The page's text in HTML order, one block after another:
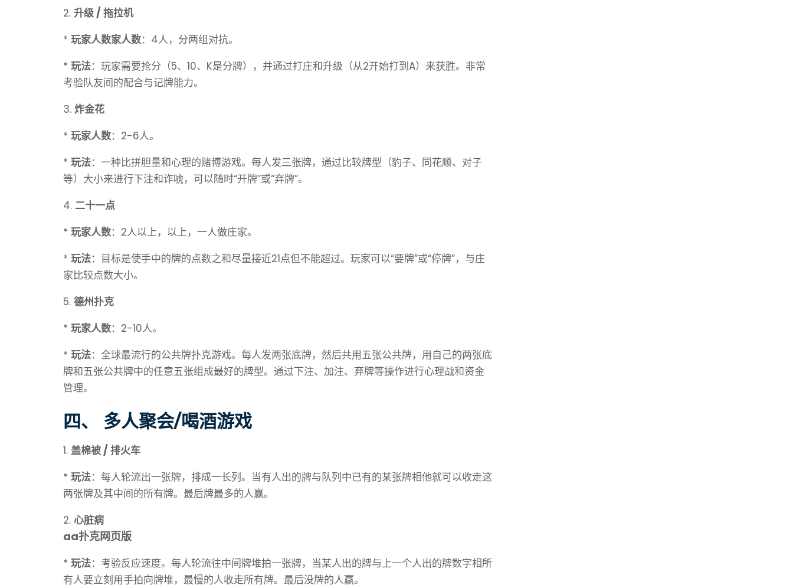
2. 升级 / 拖拉机
* 玩家人数家人数：4人，分两组对抗。
* 玩法：玩家需要抢分（5、10、K是分牌），并通过打庄和升级（从2开始打到A）来获胜。非常
考验队友间的配合与记牌能力。
3. 炸金花
* 玩家人数：2-6人。
* 玩法：一种比拼胆量和心理的赌博游戏。每人发三张牌，通过比较牌型（豹子、同花顺、对子
等）大小来进行下注和诈唬，可以随时“开牌”或“弃牌”。
4. 二十一点
* 玩家人数：2人以上，以上，一人做庄家。
* 玩法：目标是使手中的牌的点数之和尽量接近21点但不能超过。玩家可以“要牌”或“停牌”，与庄
家比较点数大小。
5. 德州扑克
* 玩家人数：2-10人。
* 玩法：全球最流行的公共牌扑克游戏。每人发两张底牌，然后共用五张公共牌，用自己的两张底
牌和五张公共牌中的任意五张组成最好的牌型。通过下注、加注、弃牌等操作进行心理战和资金
管理。
四、 多人聚会/喝酒游戏
1. 盖棉被 / 排火车
* 玩法：每人轮流出一张牌，排成一长列。当有人出的牌与队列中已有的某张牌相他就可以收走这
两张牌及其中间的所有牌。最后牌最多的人赢。
2. 心脏病
aa扑克网页版
* 玩法：考验反应速度。每人轮流往中间牌堆拍一张牌，当某人出的牌与上一个人出的牌数字相所
有人要立刻用手拍向牌堆，最慢的人收走所有牌。最后没牌的人赢。